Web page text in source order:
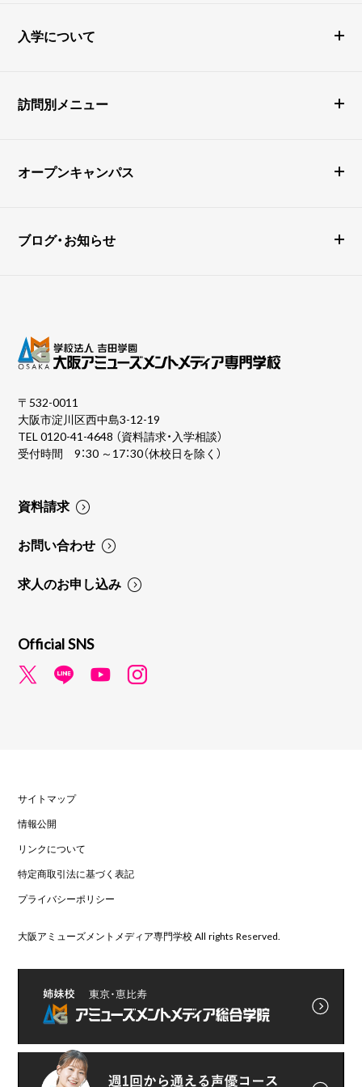
入学について
訪問別メニュー
オープンキャンパス
ブログ・お知らせ
〒532-0011
大阪市淀川区西中島3-12-19
TEL0120-41-4648 （資料請求・入学相談）
受付時間 9：30 ～17：30（休校日を除く）
資料請求
お問い合わせ
求人のお申し込み
Official SNS
サイトマップ
情報公開
リンクについて
特定商取引法に基づく表記
プライバシーポリシー
大阪アミューズメントメディア専門学校 All rights Reserved.